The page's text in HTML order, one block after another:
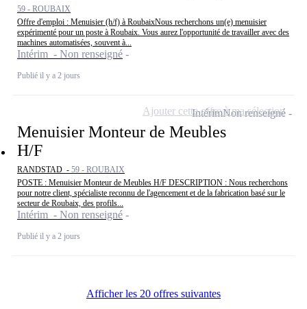
59 - ROUBAIX
Offre d'emploi : Menuisier (h/f) à RoubaixNous recherchons un(e) menuisier
expérimenté pour un poste à Roubaix. Vous aurez l'opportunité de travailler avec des
machines automatisées, souvent à...
Intérim - Non renseigné
Publié il y a 2 jours
Menuisier Monteur de Meubles
H/F
RANDSTAD - 59 - ROUBAIX
POSTE : Menuisier Monteur de Meubles H/F DESCRIPTION : Nous recherchons
pour notre client, spécialiste reconnu de l'agencement et de la fabrication basé sur le
secteur de Roubaix, des profils...
Intérim - Non renseigné
Publié il y a 2 jours
IntérimNon renseigné
Ajouter cette offre à ma sélection
Afficher les 20 offres suivantes